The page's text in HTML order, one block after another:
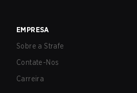
EMPRESA
Sobre a Strafe
Contate-Nos
Carreira